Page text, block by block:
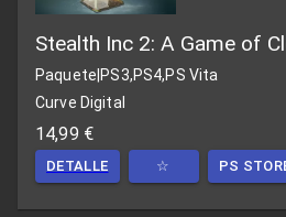
Stealth Inc 2: A Game of
Paquete PS3,PS4,PS Vita
Curve Digital
14,99 €
DETALLE ☆ PS